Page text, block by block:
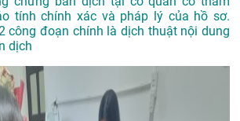
tính chính xác và pháp lý của hồ sơ.
công đoạn chính là dịch thuật nội dung
dịch